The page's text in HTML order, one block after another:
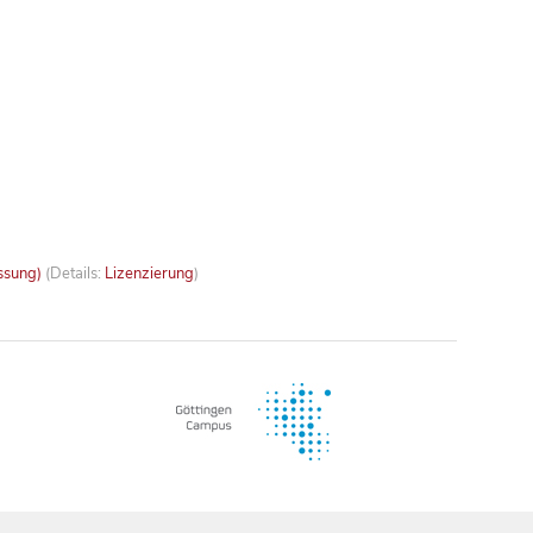
(Details: Lizenzierung)